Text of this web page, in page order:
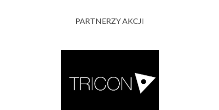
PARTNERZY AKCJI